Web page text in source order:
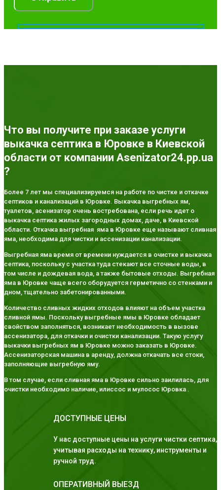
Что вы получите при заказе услуги
выкачка септика в Юровке в Киевской
области от компании Asenizator24.pp.ua
?
Более 7 лет мы специализируемся на работе по чистке и откачке
септиков и канализаций в Юровке. Выкачка выгребных ям,
туалетов, асенизатор очень востребована, если речь идет о
выкачка септика жилых загородных домах, даче, в Киевской
области. Откачка выгребная яма в Юровке еще называют сливная
яма, необходима для чистки и ассенизации канализации.
Выгребная яма время от времени нуждается в очистке и выкачка
септика, поскольку с участка туда стекают все сточные воды, в
том числе и дождевая вода, а также бытовые отходы. Выгребная
яма в Юровке чаще всего оборудуется герметично со стенками и
дном, тщательно забетонированными.
Количество сливных жидких отходов влияют на объем участка
сливной ямы. Поскольку выгребные ямы в Юровке обладает
свойством заполняться, возникает необходимость в вызове
ассенизатора, для откачки и очистки канализации. Такую услугу
выкачки выгребных ям в Юровке можно заказать в Юровке.
Ассенизаторская машина в аренду, должна откачать все стоки,
заполняющие выгребную яму.
В том случае, если сливная яма в Юровке сильно заилилась, для
очистки необходимо наличие, илиссос и мулосос Юровка .
ДОСТУПНЫЕ ЦЕНЫ
У нас доступные цены на услуги чистки септика,
учитывая расходы на технику, инструменты и
ручной труд.
ОПЕРАТИВНЫЙ ВЫЕЗД